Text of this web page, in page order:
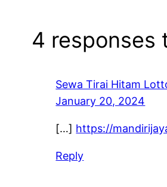
4 responses
Sewa Tirai Hitam
January 20, 2024
[…] https://
Reply